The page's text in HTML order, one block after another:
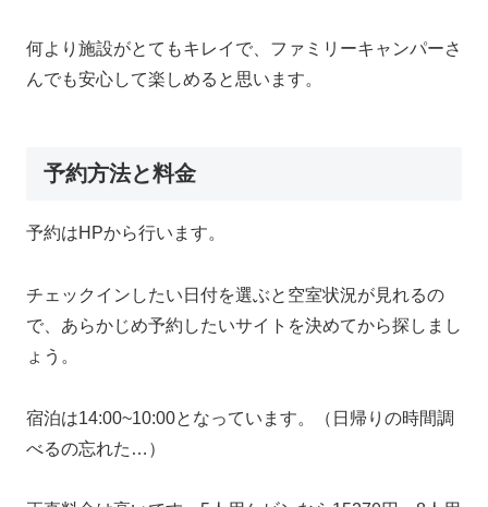
何より施設がとてもキレイで、ファミリーキャンパーさ
んでも安心して楽しめると思います。
予約方法と料金
予約はHPから行います。
チェックインしたい日付を選ぶと空室状況が見れるの
で、あらかじめ予約したいサイトを決めてから探しまし
ょう。
宿泊は14:00~10:00となっています。（日帰りの時間調
べるの忘れた…）